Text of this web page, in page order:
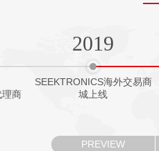
理商
2019
SEEKTRONICS海外交易商
城上线
PREVIEW